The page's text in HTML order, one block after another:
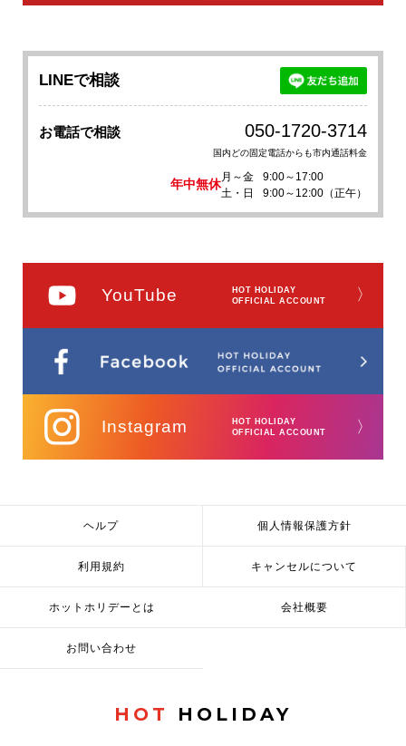
LINEで相談
お電話で相談 050-1720-3714
国内どの固定電話からも市内通話料金
年中無休
月～金
9:00～17:00
土・日
9:00～12:00（正午）
YouTube
HOT HOLIDAY
OFFICIAL ACCOUNT
〉
Instagram
HOT HOLIDAY
OFFICIAL ACCOUNT
〉
ヘルプ 個人情報保護方針
利用規約 キャンセルについて
ホットホリデーとは 会社概要
お問い合わせ
HOT HOLIDAY